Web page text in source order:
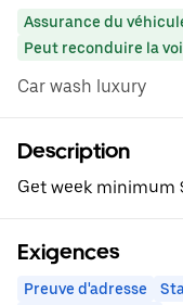
Assurance du
Peut reconduire la
Car wash luxury
Description
Get week minimum
Exigences
Preuve d'adresse